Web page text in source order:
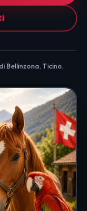
Bellinzona, Ticino.